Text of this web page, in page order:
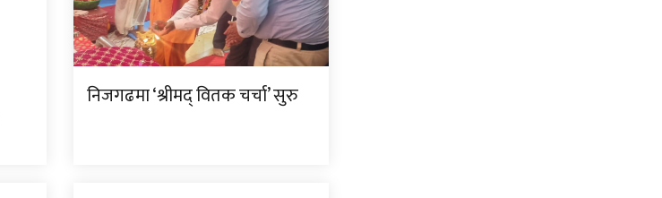
निजगढमा ‘श्रीमद् वितक चर्चा’ सुरु